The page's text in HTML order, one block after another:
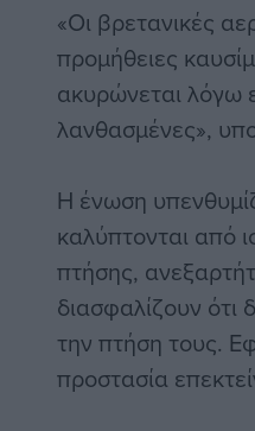
«Οι βρετανικές
προμήθειες
ακυρώνεται λόγω
λανθασμένες»,
Η ένωση
καλύπτονται από
πτήσης,
διασφαλίζουν
την πτήση τους.
προστασία